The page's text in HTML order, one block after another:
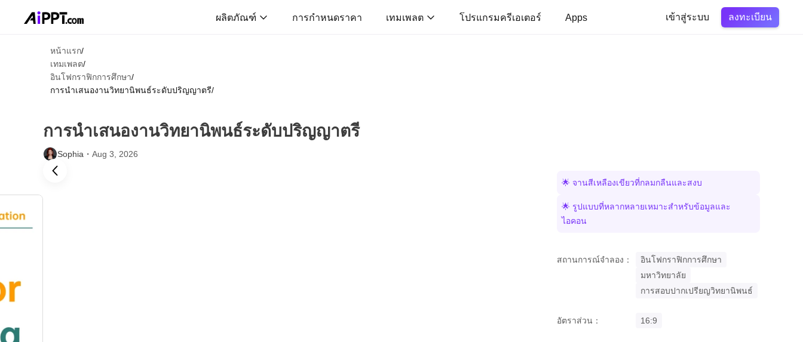
ผลิตภัณฑ์ การกำหนดราคา เทมเพลต โปรแกรมครีเอเตอร์ Apps เข้าสู่ระบบ ลงทะเบียน
หน้าแรก/
เทมเพลต/
อินโฟกราฟิกการศึกษา/
การนำเสนองานวิทยานิพนธ์ระดับปริญญาตรี/
การนำเสนองานวิทยานิพนธ์ระดับปริญญาตรี
Sophia・ Aug 3, 2026
🌟 จานสีเหลืองเขียวที่กลมกลืนและสงบ
🌟 รูปแบบที่หลากหลายเหมาะสำหรับข้อมูลและ
ไอคอน
สถานการณ์จำลอง：
อินโฟกราฟิกการศึกษา
มหาวิทยาลัย
การสอบปากเปรียญวิทยานิพนธ์
อัตราส่วน： 16:9